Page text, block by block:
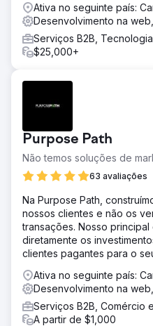
Ativa no seguinte país:
Desenvolvimento na
Serviços B2B,
$25,000+
Purpose Path
Não temos soluções de
63 avaliações
Na Purpose Path,
nossos clientes e não os
transações. Nosso
diretamente os
clientes pagantes para o
Ativa no seguinte país:
Desenvolvimento na
Serviços B2B, Comércio
A partir de $1,000